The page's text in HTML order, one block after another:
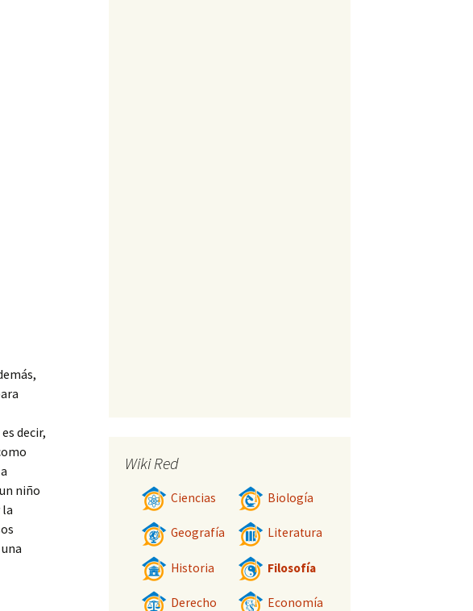
decir,
niño
Wiki Red
Ciencias Biología
Geografía Literatura
Historia Filosofía
Derecho Economía